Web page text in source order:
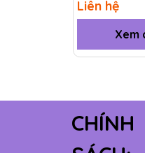
Liên hệ
Xem
CHÍNH